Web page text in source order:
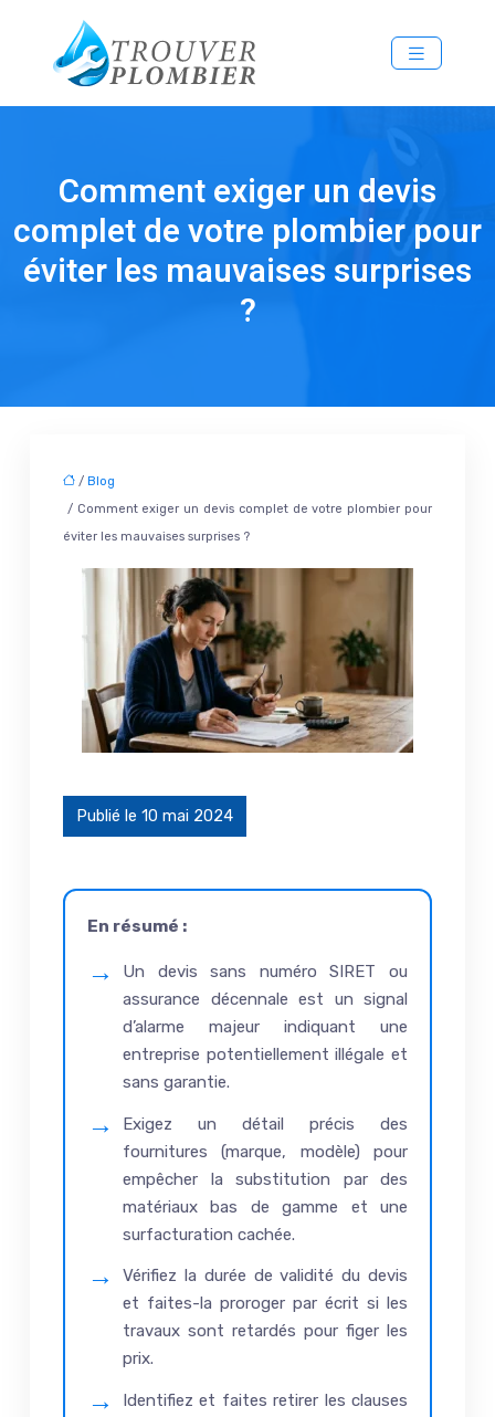
Comment exiger un devis
complet de votre plombier pour
éviter les mauvaises surprises
?
/ Blog
/ Comment exiger un devis complet de votre plombier pour
éviter les mauvaises surprises ?
Publié le 10 mai 2024
En résumé :
Un devis sans numéro SIRET ou
assurance décennale est un signal
d’alarme majeur indiquant une
entreprise potentiellement illégale et
sans garantie.
Exigez un détail précis des
fournitures (marque, modèle) pour
empêcher la substitution par des
matériaux bas de gamme et une
surfacturation cachée.
Vérifiez la durée de validité du devis
et faites-la proroger par écrit si les
travaux sont retardés pour figer les
prix.
Identifiez et faites retirer les clauses